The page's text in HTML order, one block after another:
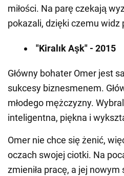
miłości. Na parę czekają
pokazali, dzięki czemu
"Kiralık Aşk" - 2015
Główny bohater Omer jest
sukcesy biznesmenem.
młodego mężczyzny.
inteligentna, piękna i
Omer nie chce się żenić,
oczach swojej ciotki. Na
zmieniła pracę, a jej